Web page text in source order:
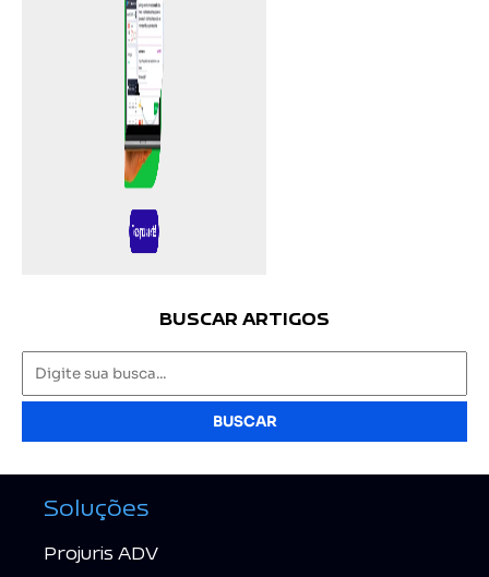
BUSCAR ARTIGOS
BUSCAR
Soluções
Projuris ADV